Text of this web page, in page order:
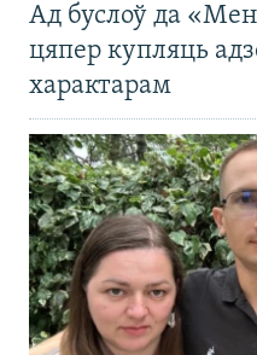
Ад буслоў да
цяпер купляць
характарам